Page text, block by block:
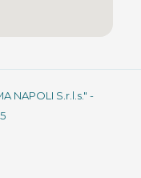
NAPOLI S.r.l.s." -